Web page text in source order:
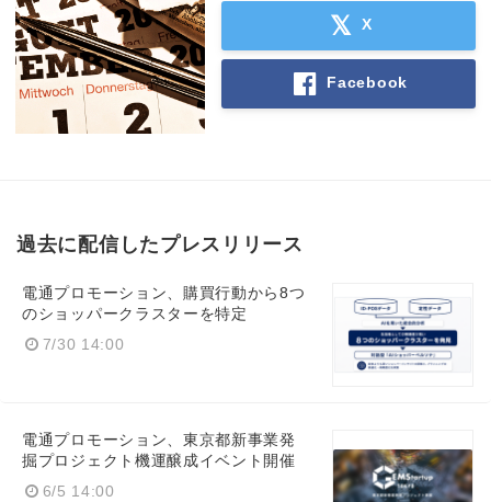
X
Facebook
過去に配信したプレスリリース
電通プロモーション、購買行動から8つ
のショッパークラスターを特定
7/30 14:00
電通プロモーション、東京都新事業発
掘プロジェクト機運醸成イベント開催
6/5 14:00